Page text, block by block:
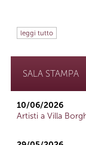
leggi tutto
SALA STAMPA
10/06/2026
Artisti a Villa